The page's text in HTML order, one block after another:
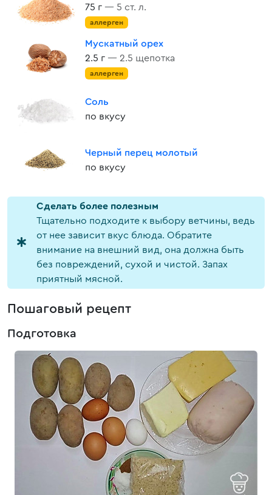
75 г — 5 ст. л.
аллерген
Мускатный орех
2.5 г — 2.5 щепотка
аллерген
Соль
по вкусу
Черный перец молотый
по вкусу
Cделать более полезным
Тщательно подходите к выбору ветчины, ведь
от нее зависит вкус блюда. Обратите
внимание на внешний вид, она должна быть
без повреждений, сухой и чистой. Запах
приятный мясной.
Пошаговый рецепт
Подготовка